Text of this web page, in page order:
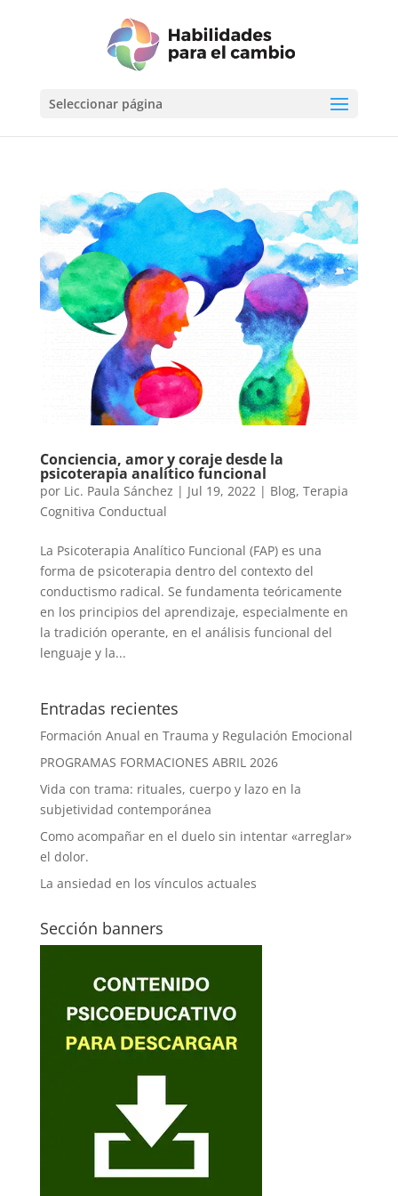
Seleccionar página
Conciencia, amor y coraje desde la
psicoterapia analítico funcional
por Lic. Paula Sánchez | Jul 19, 2022| Blog, Terapia
Cognitiva Conductual
La Psicoterapia Analítico Funcional (FAP) es una
forma de psicoterapia dentro del contexto del
conductismo radical. Se fundamenta teóricamente
en los principios del aprendizaje, especialmente en
la tradición operante, en el análisis funcional del
lenguaje y la...
Entradas recientes
Formación Anual en Trauma y Regulación Emocional
PROGRAMAS FORMACIONES ABRIL 2026
Vida con trama: rituales, cuerpo y lazo en la
subjetividad contemporánea
Como acompañar en el duelo sin intentar «arreglar»
el dolor.
La ansiedad en los vínculos actuales
Sección banners